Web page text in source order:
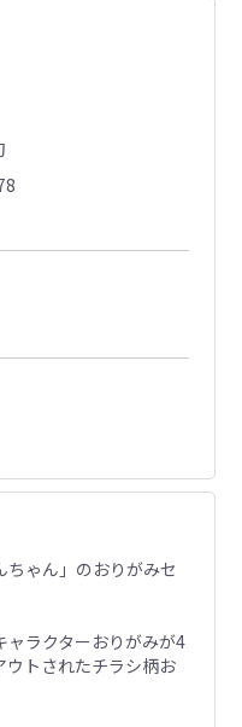
ちゃん」のおりがみセ
ャラクターおりがみが4
トされたチラシ柄お